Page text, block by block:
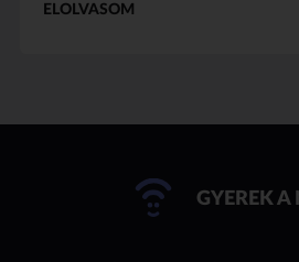
ELOLVASOM
GYEREK A